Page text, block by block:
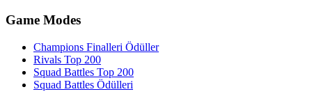
Game Modes
Champions Finalleri Ödüller
Rivals Top 200
Squad Battles Top 200
Squad Battles Ödülleri